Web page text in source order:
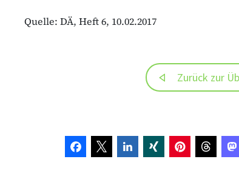
Quelle: DÄ, Heft 6, 10.02.2017
Zurück zur